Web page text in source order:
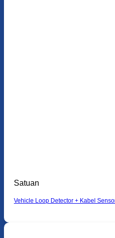
Satuan
Vehicle Loop Detector + Kabel